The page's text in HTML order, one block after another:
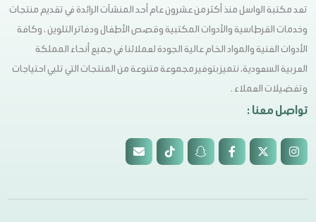
تعد مكتبة الواسل منذ أكثر من عشرون عام أحد المنشآت الرائدة في تقديم منتجات
وخدمات القرطاسية والأدوات المكتبية وقصص الأطفال ودفاتر التلوين ، وكافة
الأدوات الفنية والمواد الخام عالية الجودة لعملائنا في جميع أنحاء المملكة
العربية السعودية، نتميز بتوفير مجموعة متنوعة من المنتجات التي تلبي احتياجات
وتفضيلات العملاء .
تواصل معنا :